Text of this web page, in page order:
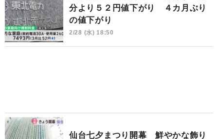
分より５２円値下がり ４カ月ぶり
の値下がり
2/28 (水) 18:50
仙台七夕まつり開幕 鮮やかな飾り